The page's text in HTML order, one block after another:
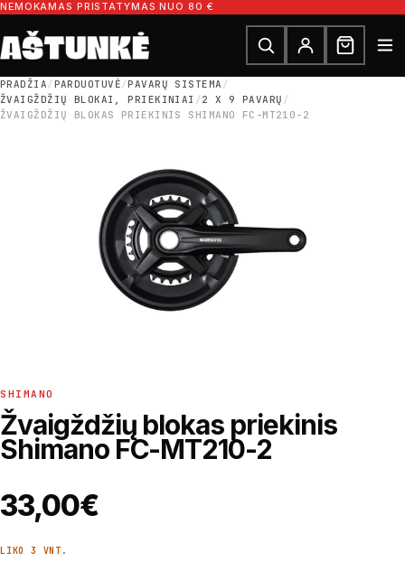
Pereiti prie turinio
NEMOKAMAS PRISTATYMAS NUO 80 €
Ieškoti dalių
Ieškoti
PRADŽIA/PARDUOTUVĖ/PAVARŲ SISTEMA /
ŽVAIGŽDŽIŲ BLOKAI, PRIEKINIAI /2 X 9 PAVARŲ /
ŽVAIGŽDŽIŲ BLOKAS PRIEKINIS SHIMANO FC-MT210-2
SHIMANO
Žvaigždžių blokas priekinis
Shimano FC-MT210-2
33,00€
LIKO 3 VNT.